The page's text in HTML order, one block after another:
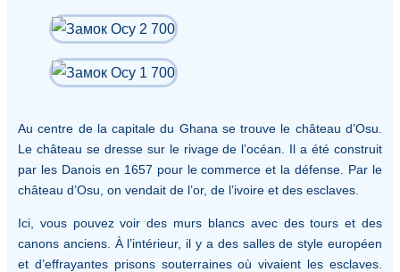
Au centre de la capitale du Ghana se trouve le château d’Osu.
Le château se dresse sur le rivage de l’océan. Il a été construit
par les Danois en 1657 pour le commerce et la défense. Par le
château d’Osu, on vendait de l’or, de l’ivoire et des esclaves.
Ici, vous pouvez voir des murs blancs avec des tours et des
canons anciens. À l’intérieur, il y a des salles de style européen
et d’effrayantes prisons souterraines où vivaient les esclaves.